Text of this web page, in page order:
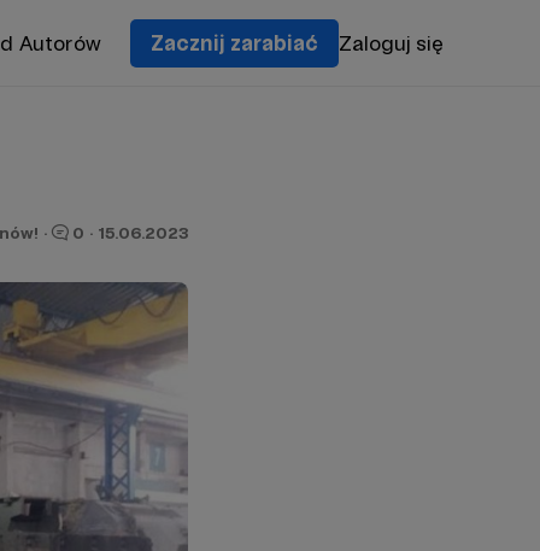
Autorów Zacznij zarabiać Zaloguj się
· 0 · 15.06.2023